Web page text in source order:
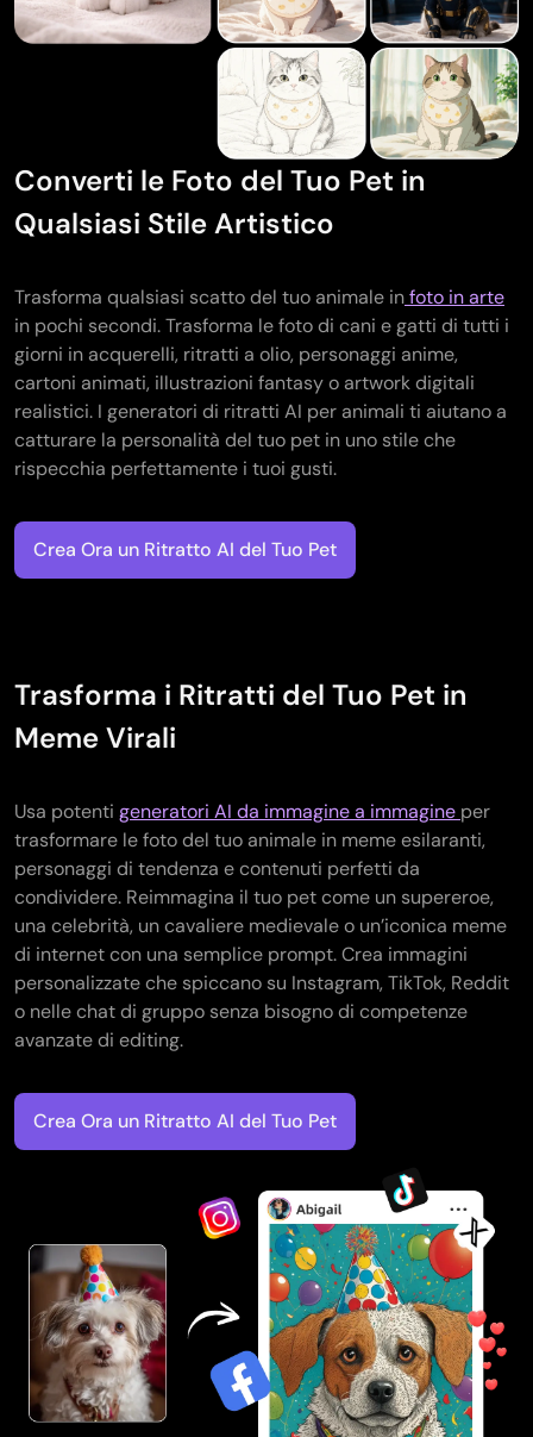
Converti le Foto del Tuo Pet in
Qualsiasi Stile Artistico
Trasforma qualsiasi scatto del tuo animale infoto in arte
in pochi secondi. Trasforma le foto di cani e gatti di tutti i
giorni in acquerelli, ritratti a olio, personaggi anime,
cartoni animati, illustrazioni fantasy o artwork digitali
realistici. I generatori di ritratti AI per animali ti aiutano a
catturare la personalità del tuo pet in uno stile che
rispecchia perfettamente i tuoi gusti.
Crea Ora un Ritratto AI del Tuo Pet
Trasforma i Ritratti del Tuo Pet in
Meme Virali
Usa potenti generatori AI da immagine a immagine per
trasformare le foto del tuo animale in meme esilaranti,
personaggi di tendenza e contenuti perfetti da
condividere. Reimmagina il tuo pet come un supereroe,
una celebrità, un cavaliere medievale o un’iconica meme
di internet con una semplice prompt. Crea immagini
personalizzate che spiccano su Instagram, TikTok, Reddit
o nelle chat di gruppo senza bisogno di competenze
avanzate di editing.
Crea Ora un Ritratto AI del Tuo Pet